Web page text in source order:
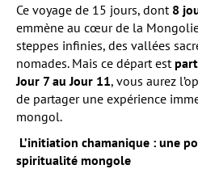
Ce voyage de 15 jours, dont 8
emmène au cœur de la
steppes infinies, des vallées
nomades. Mais ce départ est
Jour 7 au Jour 11, vous aurez
de partager une expérience
mongol.
L’initiation chamanique : une
spiritualité mongole